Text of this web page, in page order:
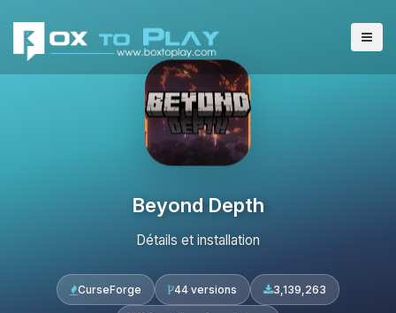
Beyond Depth
Détails et installation
CurseForge 44 versions 3,139,263